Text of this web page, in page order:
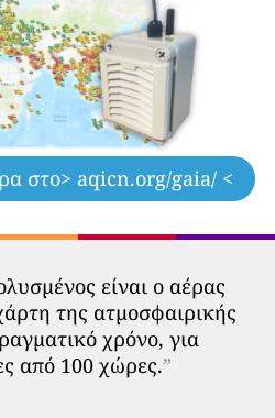
στο> aqicn.org/gaia/ <
είναι ο αέρας
της ατμοσφαιρικής
χρόνο, για
από 100 χώρες.”